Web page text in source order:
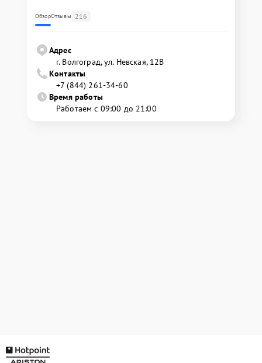
ОбзорОтзывы 216
Адрес
г. Волгоград, ул. Невская, 12В
Контакты
+7 (844) 261-34-60
Время работы
Работаем с 09:00 до 21:00